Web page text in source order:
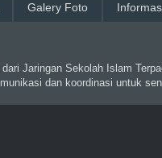
Galery Foto
Jaringan Sekolah Islam
dan koordinasi untuk